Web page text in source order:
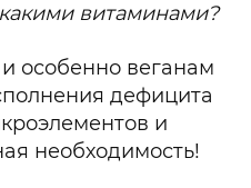
витаминами?
особенно веганам
дефицита
и
необходимость!